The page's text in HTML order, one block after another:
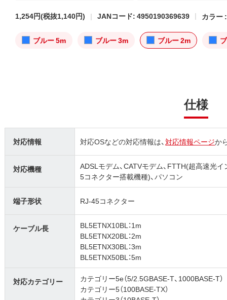
1,254円(税抜1,140円) JANコード: 4950190369639 カラー :
ブルー 5m ブルー 3m ブルー 2m
仕様
対応情報 対応OSなどの対応情報は、対応情報ページか
対応機種
ADSLモデム、CATVモデム、FTTH(超高速光
5コネクター搭載機種)、パソコン
端子形状 RJ-45コネクター
ケーブル長
BL5ETNX10BL：1m
BL5ETNX20BL：2m
BL5ETNX30BL：3m
BL5ETNX50BL：5m
対応カテゴリー
カテゴリー5e（5/2.5GBASE-T、1000BASE-T）
カテゴリー5（100BASE-TX）